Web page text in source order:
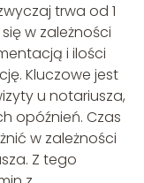
trwa od 1
w zależności
i ilości
Kluczowe jest
u notariusza,
opóźnień. Czas
w zależności
Z tego